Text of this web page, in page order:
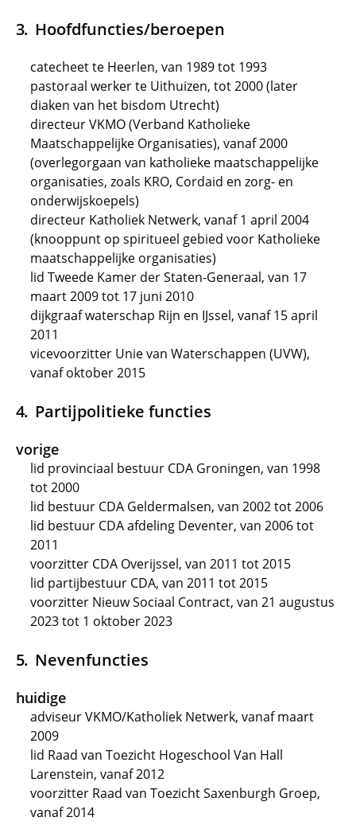
Hoofdfuncties/beroepen
catecheet te Heerlen, van 1989 tot 1993
pastoraal werker te Uithuizen, tot 2000 (later
diaken van het bisdom Utrecht)
directeur VKMO (Verband Katholieke
Maatschappelijke Organisaties), vanaf 2000
(overlegorgaan van katholieke maatschappelijke
organisaties, zoals KRO, Cordaid en zorg- en
onderwijskoepels)
directeur Katholiek Netwerk, vanaf 1 april 2004
(knooppunt op spiritueel gebied voor Katholieke
maatschappelijke organisaties)
lid Tweede Kamer der Staten-Generaal, van 17
maart 2009 tot 17 juni 2010
dijkgraaf waterschap Rijn en IJssel, vanaf 15 april
2011
vicevoorzitter Unie van Waterschappen (UVW),
vanaf oktober 2015
Partijpolitieke functies
vorige
lid provinciaal bestuur CDA Groningen, van 1998
tot 2000
lid bestuur CDA Geldermalsen, van 2002 tot 2006
lid bestuur CDA afdeling Deventer, van 2006 tot
2011
voorzitter CDA Overijssel, van 2011 tot 2015
lid partijbestuur CDA, van 2011 tot 2015
voorzitter Nieuw Sociaal Contract, van 21 augustus
2023 tot 1 oktober 2023
Nevenfuncties
huidige
adviseur VKMO/Katholiek Netwerk, vanaf maart
2009
lid Raad van Toezicht Hogeschool Van Hall
Larenstein, vanaf 2012
voorzitter Raad van Toezicht Saxenburgh Groep,
vanaf 2014